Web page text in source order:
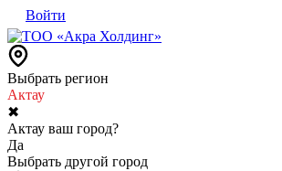
Войти
Выбрать регион
Актау
✖
Актау ваш город?
Да
Выбрать другой город